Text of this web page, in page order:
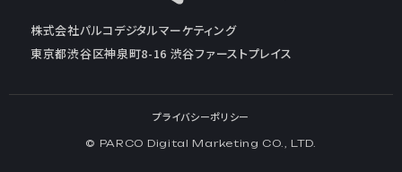
株式会社パルコデジタルマーケティング
東京都渋谷区神泉町8-16 渋谷ファーストプレイス
プライバシーポリシー
© PARCO Digital Marketing CO., LTD.